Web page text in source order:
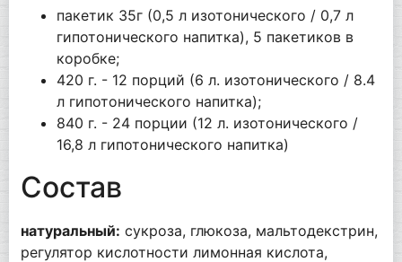
пакетик 35г (0,5 л изотонического / 0,7 л
гипотонического напитка), 5 пакетиков в
коробке;
420 г. - 12 порций (6 л. изотонического / 8.4
л гипотонического напитка);
840 г. - 24 порции (12 л. изотонического /
16,8 л гипотонического напитка)
Состав
натуральный: сукроза, глюкоза, мальтодекстрин,
регулятор кислотности лимонная кислота,